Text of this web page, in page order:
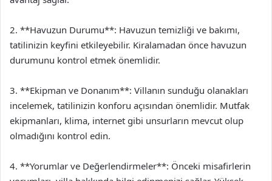
2. **Havuzun Durumu**: Havuzun temizliği ve bakımı,
tatilinizin keyfini etkileyebilir. Kiralamadan önce havuzun
durumunu kontrol etmek önemlidir.
3. **Ekipman ve Donanım**: Villanın sunduğu olanakları
incelemek, tatilinizin konforu açısından önemlidir. Mutfak
ekipmanları, klima, internet gibi unsurların mevcut olup
olmadığını kontrol edin.
4. **Yorumlar ve Değerlendirmeler**: Önceki misafirlerin